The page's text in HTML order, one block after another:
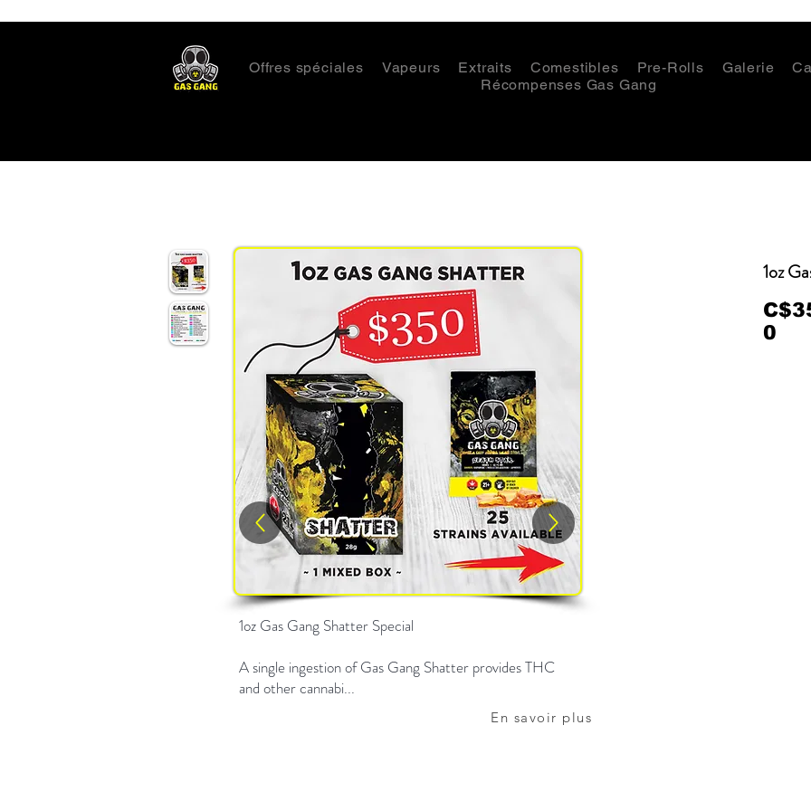
Offres spéciales Vapeurs Extraits Comestibles Pre-Rolls Galerie
Récompenses Gas Gang
1oz Gas Gang Shatter Special
A single ingestion of Gas Gang Shatter provides THC
and other cannabi...
En savoir plus
1oz
0